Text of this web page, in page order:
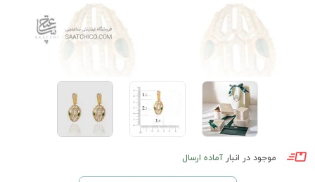
موجود در انبار آماده ارسال